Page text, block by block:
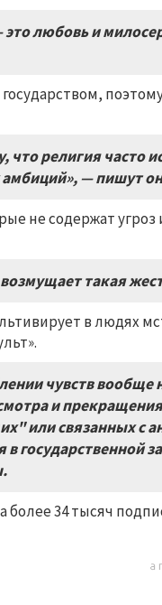
это любовь и
что религия часто
— пишут
не содержат
такая
в людях
чувств вообще
и
или связанных с
государственной
34 тысяч